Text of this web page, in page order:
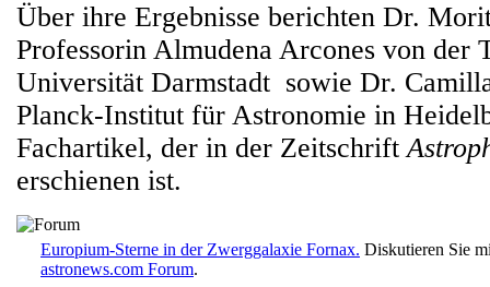
Über ihre Ergebnisse berichten Dr.
Professorin Almudena Arcones von der
Universität Darmstadt sowie Dr.
Planck-Institut für Astronomie in
Fachartikel, der in der Zeitschrift
erschienen ist.
Europium-Sterne in der Zwerggalaxie Fornax. Diskutieren Sie
astronews.com Forum.